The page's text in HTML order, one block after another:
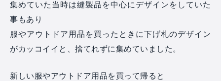
集めていた当時は縫製品を中心にデザインをしていた
事もあり
服やアウトドア用品を買ったときに下げ札のデザイン
がカッコイイと、捨てれずに集めていました。
新しい服やアウトドア用品を買って帰ると